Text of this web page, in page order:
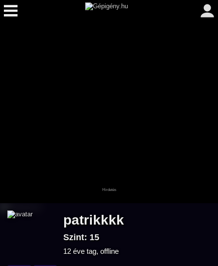
patrikkkk
Szint: 15
12 éve tag, offline